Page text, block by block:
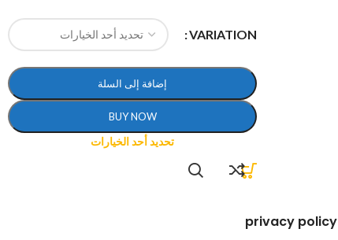
VARIATION
إضافة إلى السلة
BUY NOW
تحديد أحد الخيارات
privacy policy